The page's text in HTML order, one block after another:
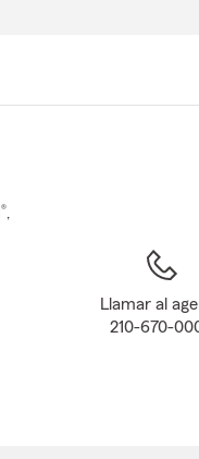
®,
Llamar al
210-670-